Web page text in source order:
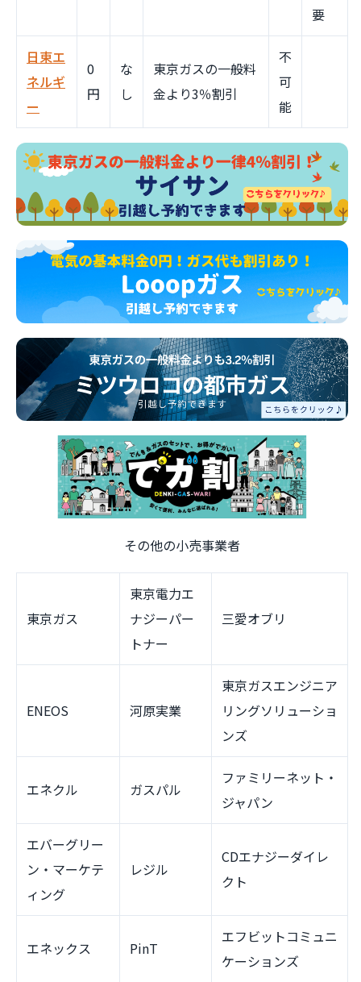
要
日東エ
ネルギ
ー
0
円
な
し
東京ガスの一般料
金より3％割引
不
可
能
その他の小売事業者
東京ガス
東京電力エ
ナジーパー
トナー
三愛オブリ
ENEOS 河原実業
東京ガスエンジニア
リングソリューショ
ンズ
エネクル ガスパル
ファミリーネット・
ジャパン
エバーグリー
ン・マーケテ
ィング
レジル
CDエナジーダイレ
クト
エネックス PinT
エフビットコミュニ
ケーションズ